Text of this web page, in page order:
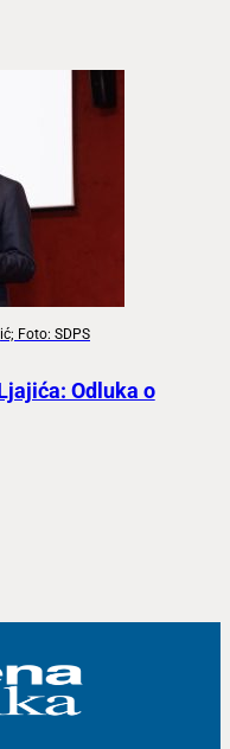
Foto: SDPS
Odluka o